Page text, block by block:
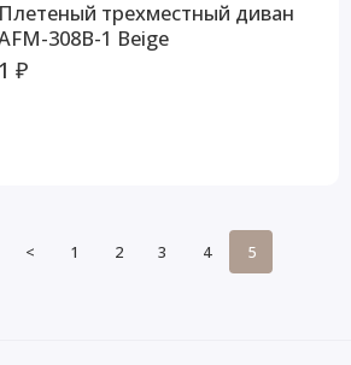
Плетеный трехместный диван
308B-1 Beige
1 ₽
< 1 2 3 4 5